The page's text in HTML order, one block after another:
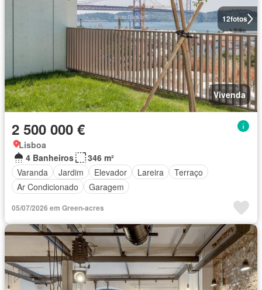
12fotos
Vivenda
2 500 000 €
Lisboa
4 Banheiros
346 m²
Varanda
Jardim Elevador Lareira
Terraço
Ar Condicionado
Garagem
05/07/2026 em Green-acres